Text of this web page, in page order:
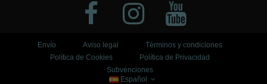
Envío Aviso legal
Términos y condiciones
Política de Cookies
Política de Privacidad
Subvenciones
Español